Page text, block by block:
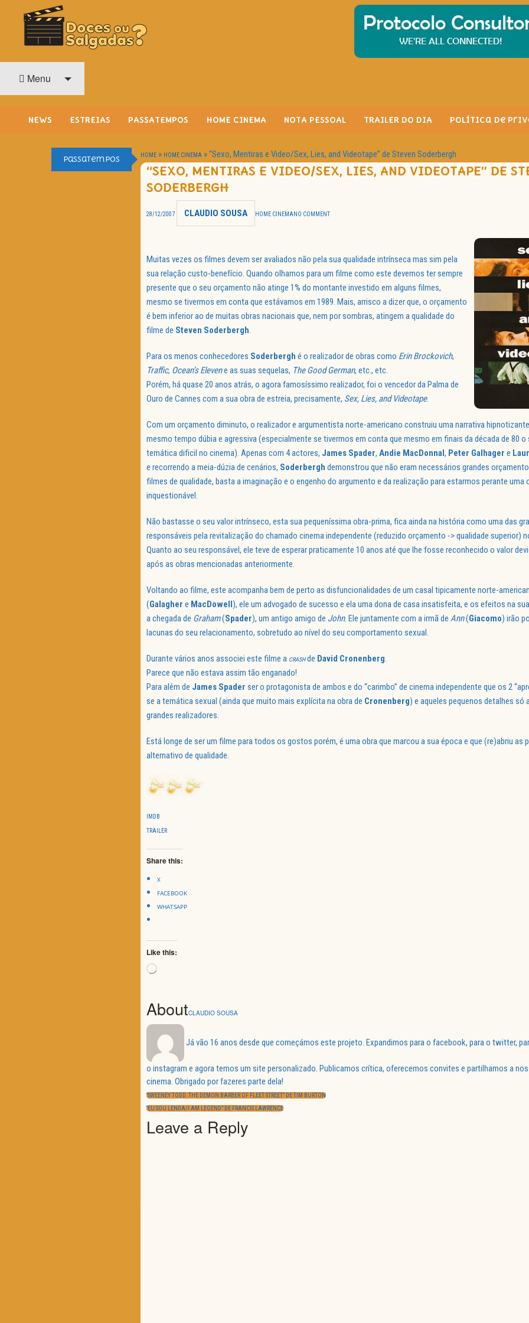
O Cinema? Uma Paixão!!
Menu
NEWS ESTREIAS PASSATEMPOS HOME CINEMA NOTA PESSOAL TRAILER DO DIA Política de
Passatempos HOME » HOME CINEMA »“Sexo, Mentiras e Video/Sex, Lies, and Videotape” de Steven Soderbergh
“SEXO, MENTIRAS E VIDEO/SEX, LIES, AND VIDEOTAPE” DE
SODERBERGH
28/12/2007 CLAUDIO SOUSA HOME CINEMA NO COMMENT
Muitas vezes os filmes devem ser avaliados não pela sua qualidade intrínseca mas sim pela
sua relação custo-benefício. Quando olhamos para um filme como este devemos ter sempre
presente que o seu orçamento não atinge 1% do montante investido em alguns filmes,
mesmo se tivermos em conta que estávamos em 1989. Mais, arrisco a dizer que, o orçamento
é bem inferior ao de muitas obras nacionais que, nem por sombras, atingem a qualidade do
filme de Steven Soderbergh.
Para os menos conhecedores Soderbergh é o realizador de obras como Erin Brockovich,
Traffic, Ocean’s Elevene as suas sequelas, The Good German, etc., etc.
Porém, há quase 20 anos atrás, o agora famosíssimo realizador, foi o vencedor da Palma de
Ouro de Cannes com a sua obra de estreia, precisamente, Sex, Lies, and Videotape.
Com um orçamento diminuto, o realizador e argumentista norte-americano construiu uma narrativa
mesmo tempo dúbia e agressiva (especialmente se tivermos em conta que mesmo em finais da década de 80 o
temática dificil no cinema). Apenas com 4 actores, James Spader, Andie MacDonnal, Peter Galhager e
e recorrendo a meia-dúzia de cenários, Soderbergh demonstrou que não eram necessários grandes
filmes de qualidade, basta a imaginação e o engenho do argumento e da realização para estarmos perante uma
inquestionável.
Não bastasse o seu valor intrínseco, esta sua pequeníssima obra-prima, fica ainda na história como uma das
responsáveis pela revitalização do chamado cinema independente (reduzido orçamento -> qualidade superior)
Quanto ao seu responsável, ele teve de esperar praticamente 10 anos até que lhe fosse reconhecido o valor
após as obras mencionadas anteriormente.
Voltando ao filme, este acompanha bem de perto as disfuncionalidades de um casal tipicamente norte-
(Galagher e MacDowell), ele um advogado de sucesso e ela uma dona de casa insatisfeita, e os efeitos na
a chegada de Graham(Spader), um antigo amigo de John. Ele juntamente com a irmã de Ann(Giacomo) irão
lacunas do seu relacionamento, sobretudo ao nível do seu comportamento sexual.
Durante vários anos associei este filme a CRASHde David Cronenberg.
Parece que não estava assim tão enganado!
Para além de James Spader ser o protagonista de ambos e do “carimbo” de cinema independente que os 2
se a temática sexual (ainda que muito mais explícita na obra de Cronenberg) e aqueles pequenos detalhes só
grandes realizadores.
Está longe de ser um filme para todos os gostos porém, é uma obra que marcou a sua época e que (re)abriu as
alternativo de qualidade.
IMDB
TRAILER
Share this:
X
FACEBOOK
WHATSAPP
Like this:
Loading…
AboutCLAUDIO SOUSA
Já vão 16 anos desde que começámos este projeto. Expandimos para o facebook, para o twitter,
o instagram e agora temos um site personalizado. Publicamos crítica, oferecemos convites e partilhamos a
cinema. Obrigado por fazeres parte dela!
Navegação
de
artigos
PREVIOUS
POST:
“SWEENEY TODD: THE DEMON BARBER OF FLEET STREET” DE TIM BURTON
NEXT
POST:
“EU SOU LENDA/I AM LEGEND” DE FRANCIS LAWRENCE
Leave a Reply